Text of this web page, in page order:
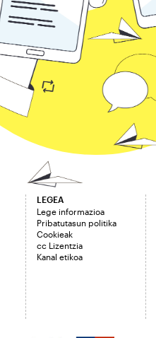
LEGEA
Lege informazioa
Pribatutasun politika
Cookieak
cc Lizentzia
Kanal etikoa